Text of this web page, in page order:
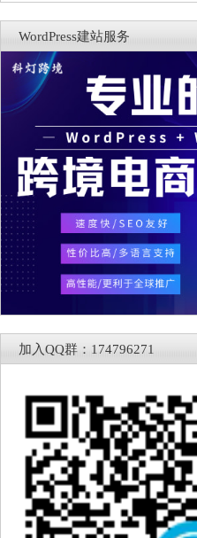
WordPress建站服务
加入QQ群：174796271